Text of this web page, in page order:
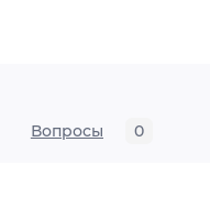
Вопросы 0